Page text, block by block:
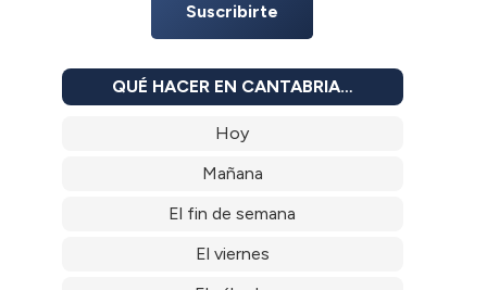
Suscribirte
QUÉ HACER EN CANTABRIA…
Hoy
Mañana
El fin de semana
El viernes